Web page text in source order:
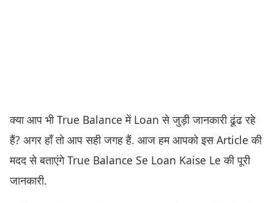
क्या आप भी True Balance में Loan से जुड़ी जानकारी ढूंढ रहे
हैं? अगर हाँ तो आप सही जगह हैं. आज हम आपको इस Article की
मदद से बताएंगे True Balance Se Loan Kaise Le की पूरी
जानकारी.